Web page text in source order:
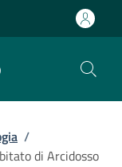
/
di Arcidosso